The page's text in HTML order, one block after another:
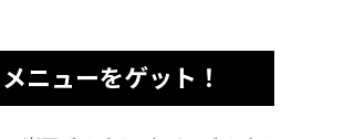
ニューをゲット！